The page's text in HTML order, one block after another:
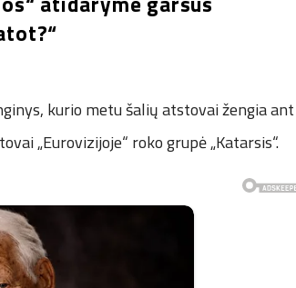
kurio metu šalių atstovai žengia ant
„Eurovizijoje“ roko grupė „Katarsis“.